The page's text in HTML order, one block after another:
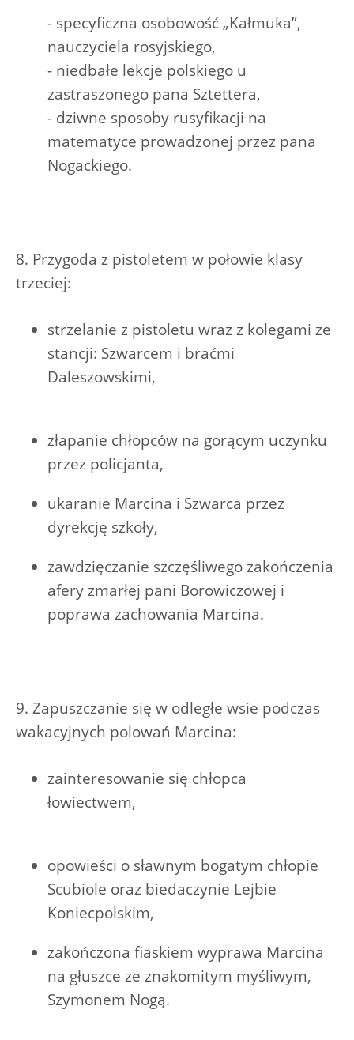
- specyficzna osobowość „Kałmuka”,
nauczyciela rosyjskiego,
- niedbałe lekcje polskiego u
zastraszonego pana Sztettera,
- dziwne sposoby rusyfikacji na
matematyce prowadzonej przez pana
Nogackiego.
8. Przygoda z pistoletem w połowie klasy
trzeciej:
strzelanie z pistoletu wraz z kolegami ze
stancji: Szwarcem i braćmi
Daleszowskimi,
złapanie chłopców na gorącym uczynku
przez policjanta,
ukaranie Marcina i Szwarca przez
dyrekcję szkoły,
zawdzięczanie szczęśliwego zakończenia
afery zmarłej pani Borowiczowej i
poprawa zachowania Marcina.
9. Zapuszczanie się w odległe wsie podczas
wakacyjnych polowań Marcina:
zainteresowanie się chłopca
łowiectwem,
opowieści o sławnym bogatym chłopie
Scubiole oraz biedaczynie Lejbie
Koniecpolskim,
zakończona fiaskiem wyprawa Marcina
na głuszce ze znakomitym myśliwym,
Szymonem Nogą.